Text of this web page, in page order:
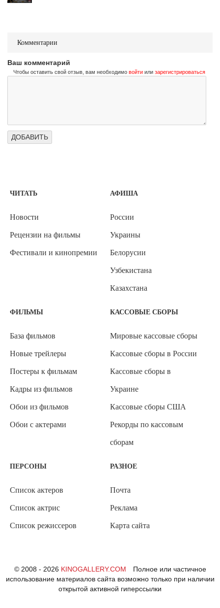
Комментарии
Ваш комментарий
Чтобы оставить свой отзыв, вам необходимо войти или зарегистрироваться
ЧИТАТЬ
Новости
Рецензии на фильмы
Фестивали и кинопремии
АФИША
России
Украины
Белорусии
Узбекистана
Казахстана
ФИЛЬМЫ
База фильмов
Новые трейлеры
Постеры к фильмам
Кадры из фильмов
Обои из фильмов
Обои с актерами
КАССОВЫЕ СБОРЫ
Мировые кассовые сборы
Кассовые сборы в России
Кассовые сборы в
Украине
Кассовые сборы США
Рекорды по кассовым
сборам
ПЕРСОНЫ
Список актеров
Список актрис
Список режиссеров
РАЗНОЕ
Почта
Реклама
Карта сайта
© 2008 - 2026 KINOGALLERY.COM
Полное или частичное
использование материалов сайта возможно только при наличии
открытой активной гиперссылки